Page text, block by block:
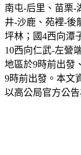
井-沙鹿、苑裡-後
坪林；國4西向潭
10西向仁武-左營
地區於9時前出發
9時前出發。本文
以高公局官方公